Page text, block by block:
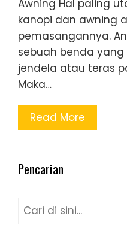
Awning Hal paling
kanopi dan awning
pemasangannya.
sebuah benda
jendela atau teras
Maka…
Read More
Pencarian
Cari